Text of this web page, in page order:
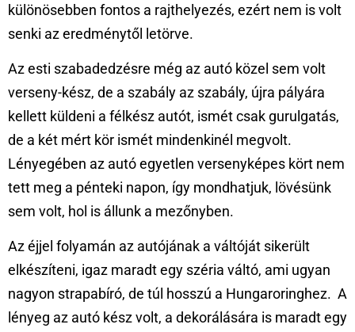
különösebben fontos a rajthelyezés, ezért nem is volt
senki az eredménytől letörve.
Az esti szabadedzésre még az autó közel sem volt
verseny-kész, de a szabály az szabály, újra pályára
kellett küldeni a félkész autót, ismét csak gurulgatás,
de a két mért kör ismét mindenkinél megvolt.
Lényegében az autó egyetlen versenyképes kört nem
tett meg a pénteki napon, így mondhatjuk, lövésünk
sem volt, hol is állunk a mezőnyben.
Az éjjel folyamán az autójának a váltóját sikerült
elkészíteni, igaz maradt egy széria váltó, ami ugyan
nagyon strapabíró, de túl hosszú a Hungaroringhez. A
lényeg az autó kész volt, a dekorálására is maradt egy